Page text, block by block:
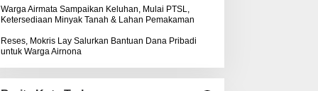
Warga Airmata Sampaikan Keluhan, Mulai PTSL,
Ketersediaan Minyak Tanah & Lahan Pemakaman
Reses, Mokris Lay Salurkan Bantuan Dana Pribadi
untuk Warga Airnona